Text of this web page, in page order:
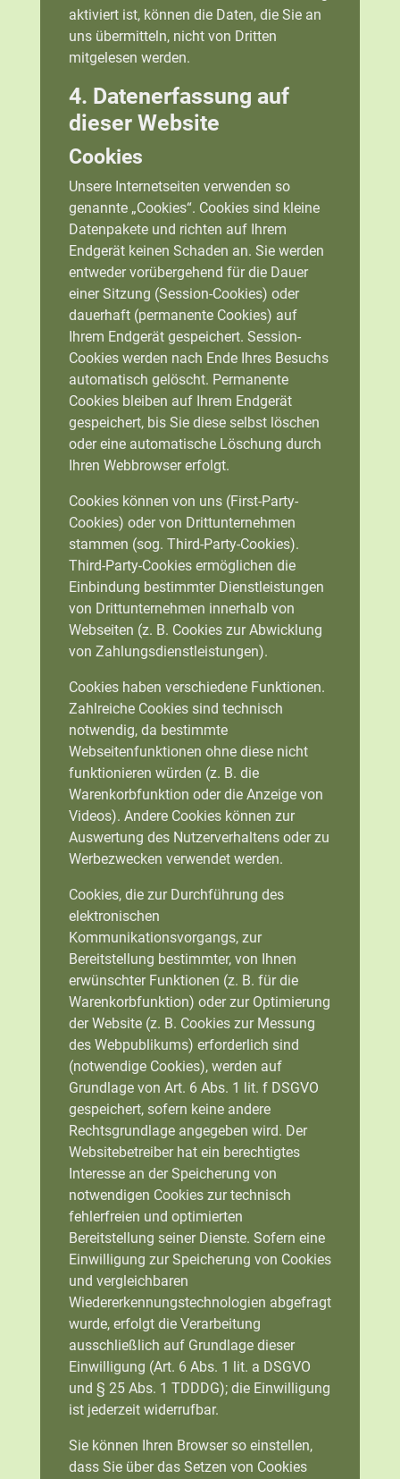
aktiviert ist, können die Daten, die Sie an
uns übermitteln, nicht von Dritten
mitgelesen werden.
4. Datenerfassung auf
dieser Website
Cookies
Unsere Internetseiten verwenden so
genannte „Cookies“. Cookies sind kleine
Datenpakete und richten auf Ihrem
Endgerät keinen Schaden an. Sie werden
entweder vorübergehend für die Dauer
einer Sitzung (Session-Cookies) oder
dauerhaft (permanente Cookies) auf
Ihrem Endgerät gespeichert. Session-
Cookies werden nach Ende Ihres Besuchs
automatisch gelöscht. Permanente
Cookies bleiben auf Ihrem Endgerät
gespeichert, bis Sie diese selbst löschen
oder eine automatische Löschung durch
Ihren Webbrowser erfolgt.
Cookies können von uns (First-Party-
Cookies) oder von Drittunternehmen
stammen (sog. Third-Party-Cookies).
Third-Party-Cookies ermöglichen die
Einbindung bestimmter Dienstleistungen
von Drittunternehmen innerhalb von
Webseiten (z. B. Cookies zur Abwicklung
von Zahlungsdienstleistungen).
Cookies haben verschiedene Funktionen.
Zahlreiche Cookies sind technisch
notwendig, da bestimmte
Webseitenfunktionen ohne diese nicht
funktionieren würden (z. B. die
Warenkorbfunktion oder die Anzeige von
Videos). Andere Cookies können zur
Auswertung des Nutzerverhaltens oder zu
Werbezwecken verwendet werden.
Cookies, die zur Durchführung des
elektronischen
Kommunikationsvorgangs, zur
Bereitstellung bestimmter, von Ihnen
erwünschter Funktionen (z. B. für die
Warenkorbfunktion) oder zur Optimierung
der Website (z. B. Cookies zur Messung
des Webpublikums) erforderlich sind
(notwendige Cookies), werden auf
Grundlage von Art. 6 Abs. 1 lit. f DSGVO
gespeichert, sofern keine andere
Rechtsgrundlage angegeben wird. Der
Websitebetreiber hat ein berechtigtes
Interesse an der Speicherung von
notwendigen Cookies zur technisch
fehlerfreien und optimierten
Bereitstellung seiner Dienste. Sofern eine
Einwilligung zur Speicherung von Cookies
und vergleichbaren
Wiedererkennungstechnologien abgefragt
wurde, erfolgt die Verarbeitung
ausschließlich auf Grundlage dieser
Einwilligung (Art. 6 Abs. 1 lit. a DSGVO
und § 25 Abs. 1 TDDDG); die Einwilligung
ist jederzeit widerrufbar.
Sie können Ihren Browser so einstellen,
dass Sie über das Setzen von Cookies